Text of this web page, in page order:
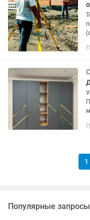
1
Популярные запросы